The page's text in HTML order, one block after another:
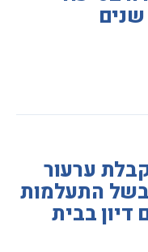
ערעור
בשל התעלמות
דיון בבית